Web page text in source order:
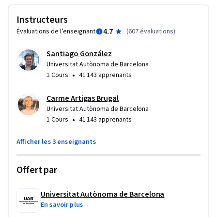
grandes volúmenes de datos.
Instructeurs
Évaluations de l’enseignant 4.7 (607 évaluations)
Santiago González
Universitat Autònoma de Barcelona
1 Cours • 41 143 apprenants
Carme Artigas Brugal
Universitat Autònoma de Barcelona
1 Cours • 41 143 apprenants
Afficher les 3 enseignants
Offert par
Universitat Autònoma de Barcelona
En savoir plus